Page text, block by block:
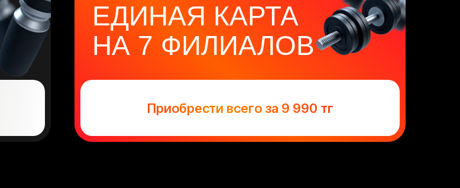
ЕДИНАЯ КАРТА
НА 7 ФИЛИАЛОВ
Приобрести всего за 9 990 тг